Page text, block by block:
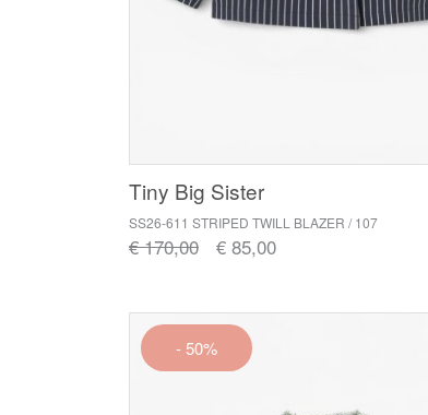
Tiny Big Sister
SS26-611 STRIPED TWILL BLAZER / 107
€ 170,00 € 85,00
- 50%